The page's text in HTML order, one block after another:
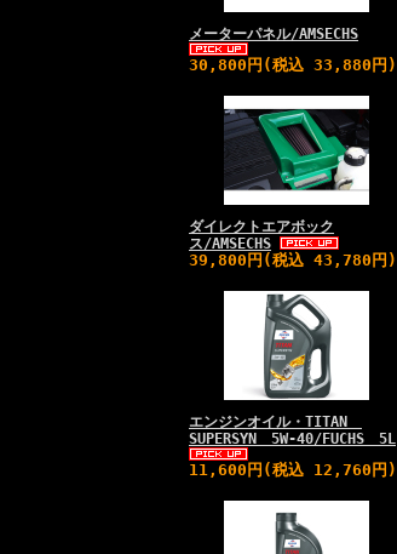
メーターパネル/AMSECHS
30,800円(税込 33,880円)
ダイレクトエアボック
ス/AMSECHS
39,800円(税込 43,780円)
エンジンオイル・TITAN
SUPERSYN 5W-40/FUCHS 5L
11,600円(税込 12,760円)